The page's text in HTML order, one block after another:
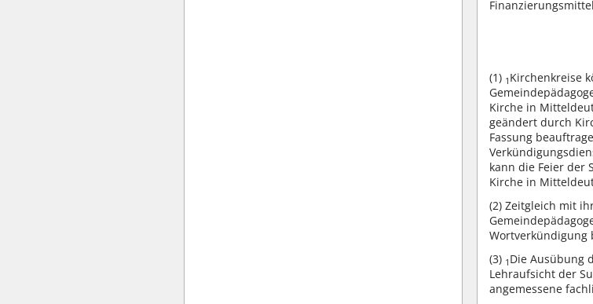
(1) 1 Kirchenkreise
Kirche in
geändert durch
Fassung
kann die Feier der
Kirche in
(2) Zeitgleich mit
Wortverkündigung
(3) 1 Die Ausübung
Lehraufsicht der
angemessene